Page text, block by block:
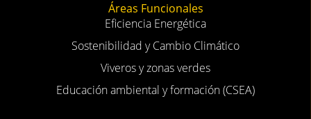
Áreas Funcionales
Eficiencia Energética
Sostenibilidad y Cambio Climático
Viveros y zonas verdes
Educación ambiental y formación (CSEA)